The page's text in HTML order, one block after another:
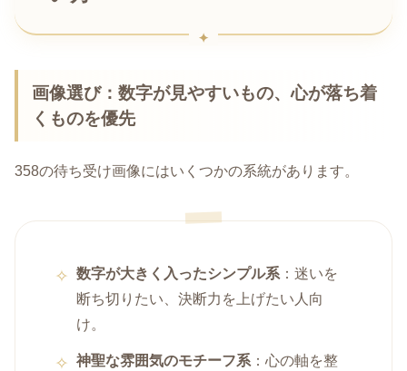
画像選び：数字が見やすいもの、心が落ち着
くものを優先
358の待ち受け画像にはいくつかの系統があります。
数字が大きく入ったシンプル系 ：迷いを
断ち切りたい、決断力を上げたい人向
け。
神聖な雰囲気のモチーフ系：心の軸を整